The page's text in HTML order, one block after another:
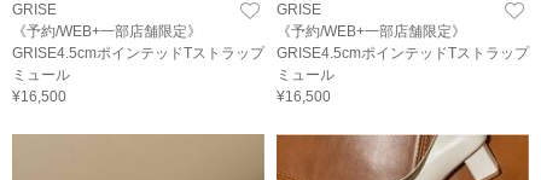
GRISE
《予約/WEB+一部店舗限定》
GRISE4.5cmポインテッドTストラップ
ミュール
¥16,500
GRISE
《予約/WEB+一部店舗限定》
GRISE4.5cmポインテッドTストラップ
ミュール
¥16,500